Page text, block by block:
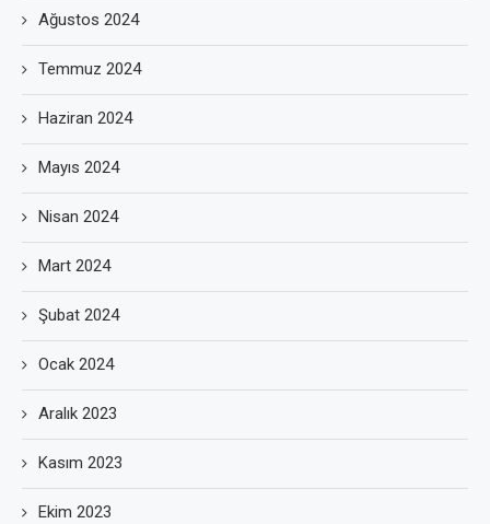
Ağustos 2024
Temmuz 2024
Haziran 2024
Mayıs 2024
Nisan 2024
Mart 2024
Şubat 2024
Ocak 2024
Aralık 2023
Kasım 2023
Ekim 2023